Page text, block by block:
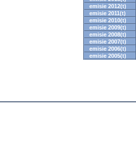
emisie 2012(t)
emisie 2011(t)
emisie 2010(t)
emisie 2009(t)
emisie 2008(t)
emisie 2007(t)
emisie 2006(t)
emisie 2005(t)